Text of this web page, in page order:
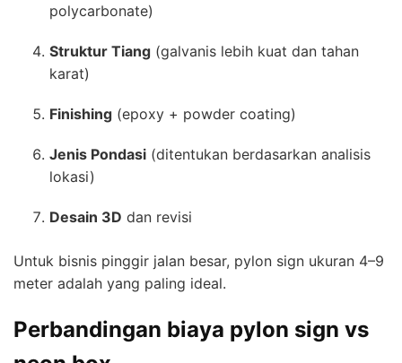
polycarbonate)
Struktur Tiang (galvanis lebih kuat dan tahan
karat)
Finishing (epoxy + powder coating)
Jenis Pondasi (ditentukan berdasarkan analisis
lokasi)
Desain 3D dan revisi
Untuk bisnis pinggir jalan besar, pylon sign ukuran 4–9
meter adalah yang paling ideal.
Perbandingan biaya pylon sign vs